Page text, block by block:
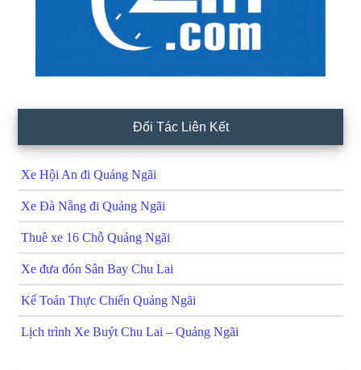
Đối Tác Liên Kết
Xe Hội An đi Quảng Ngãi
Xe Đà Nẵng đi Quảng Ngãi
Thuê xe 16 Chỗ Quảng Ngãi
Xe đưa đón Sân Bay Chu Lai
Kế Toán Thực Chiến Quảng Ngãi
Lịch trình Xe Buýt Chu Lai – Quảng Ngãi